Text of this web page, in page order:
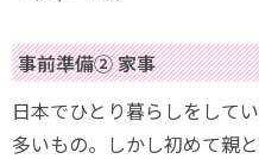
事前準備② 家事
日本でひとり暮らしをして
多いもの。しかし初めて親